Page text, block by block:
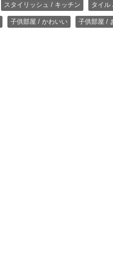
スタイリッシュ / キッチン タイル
子供部屋 / かわいい 子供部屋 /